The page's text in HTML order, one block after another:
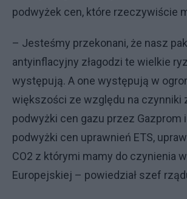
podwyżek cen, które rzeczywiście
– Jesteśmy przekonani, że nasz
antyinflacyjny złagodzi te wielkie
występują. A one występują w
większości ze względu na czynniki
podwyżki cen gazu przez Gazprom
podwyżki cen uprawnień ETS,
CO2 z którymi mamy do czynienia
Europejskiej – powiedział szef